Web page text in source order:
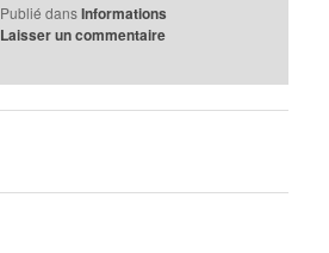
Publié dans Informations
Laisser un commentaire